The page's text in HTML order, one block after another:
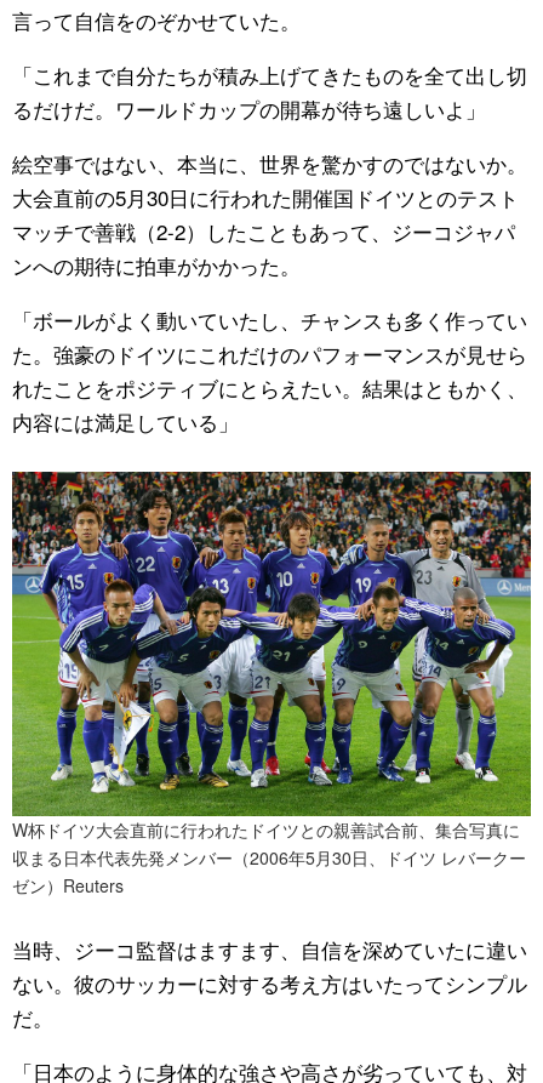
言って自信をのぞかせていた。
「これまで自分たちが積み上げてきたものを全て出し切
るだけだ。ワールドカップの開幕が待ち遠しいよ」
絵空事ではない、本当に、世界を驚かすのではないか。
大会直前の5月30日に行われた開催国ドイツとのテスト
マッチで善戦（2-2）したこともあって、ジーコジャパ
ンへの期待に拍車がかかった。
「ボールがよく動いていたし、チャンスも多く作ってい
た。強豪のドイツにこれだけのパフォーマンスが見せら
れたことをポジティブにとらえたい。結果はともかく、
内容には満足している」
W杯ドイツ大会直前に行われたドイツとの親善試合前、集合写真に
収まる日本代表先発メンバー（2006年5月30日、ドイツ レバークー
ゼン）Reuters
当時、ジーコ監督はますます、自信を深めていたに違い
ない。彼のサッカーに対する考え方はいたってシンプル
だ。
「日本のように身体的な強さや高さが劣っていても、対